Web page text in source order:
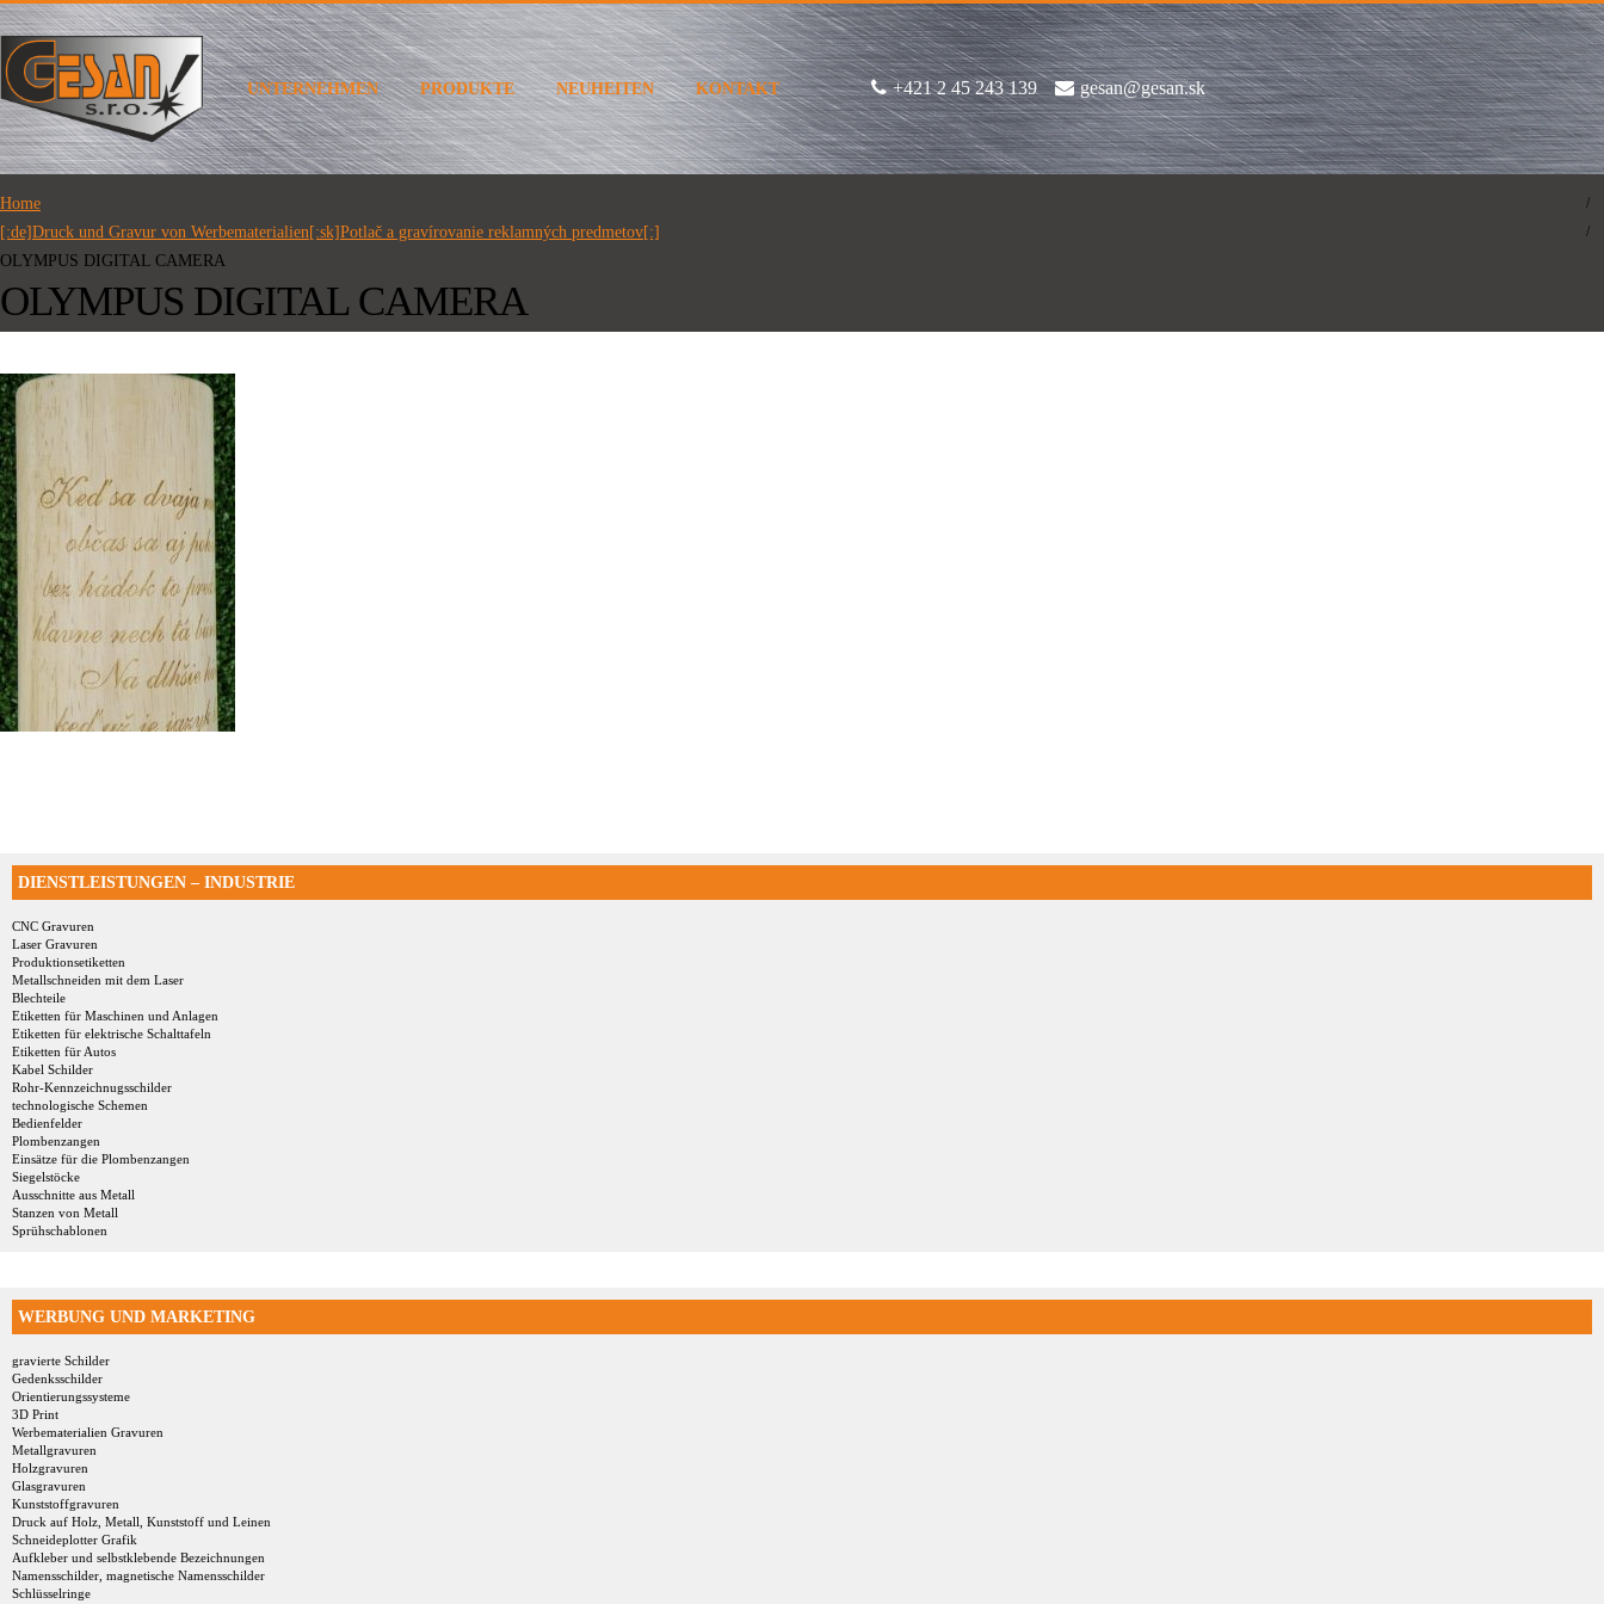
UNTERNEHMEN PRODUKTE NEUHEITEN KONTAKT +421 2 45 243 139 gesan@gesan.sk
Home
[:de]Druck und Gravur von Werbematerialien[:sk]Potlač a gravírovanie reklamných predmetov[:]
OLYMPUS DIGITAL CAMERA
OLYMPUS DIGITAL CAMERA
DIENSTLEISTUNGEN – INDUSTRIE
CNC Gravuren
Laser Gravuren
Produktionsetiketten
Metallschneiden mit dem Laser
Blechteile
Etiketten für Maschinen und Anlagen
Etiketten für elektrische Schalttafeln
Etiketten für Autos
Kabel Schilder
Rohr-Kennzeichnugsschilder
technologische Schemen
Bedienfelder
Plombenzangen
Einsätze für die Plombenzangen
Siegelstöcke
Ausschnitte aus Metall
Stanzen von Metall
Sprühschablonen
WERBUNG UND MARKETING
gravierte Schilder
Gedenksschilder
Orientierungssysteme
3D Print
Werbematerialien Gravuren
Metallgravuren
Holzgravuren
Glasgravuren
Kunststoffgravuren
Druck auf Holz, Metall, Kunststoff und Leinen
Schneideplotter Grafik
Aufkleber und selbstklebende Bezeichnungen
Namensschilder, magnetische Namensschilder
Schlüsselringe